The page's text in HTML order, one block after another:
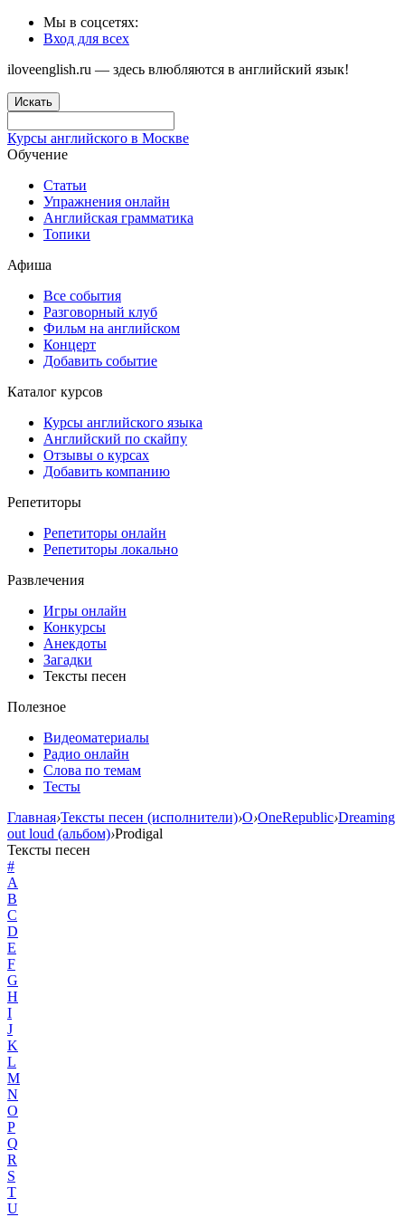
Мы в соцсетях:
Вход для всех
iloveenglish.ru — здесь влюбляются в английский язык!
Искать
Курсы английского в Москве
Обучение
Статьи
Упражнения онлайн
Английская грамматика
Топики
Афиша
Все события
Разговорный клуб
Фильм на английском
Концерт
Добавить событие
Каталог курсов
Курсы английского языка
Английский по скайпу
Отзывы о курсах
Добавить компанию
Репетиторы
Репетиторы онлайн
Репетиторы локально
Развлечения
Игры онлайн
Конкурсы
Анекдоты
Загадки
Тексты песен
Полезное
Видеоматериалы
Радио онлайн
Слова по темам
Тесты
Главная›Тексты песен (исполнители)›O›OneRepublic›Dreaming
out loud (альбом)›Prodigal
Тексты песен
#
A
B
C
D
E
F
G
H
I
J
K
L
M
N
O
P
Q
R
S
T
U